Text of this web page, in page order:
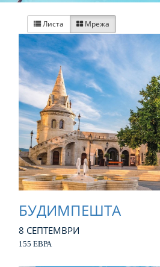
Листа Мрежа
БУДИМПЕШТА
8 СЕПТЕМВРИ
155 ЕВРА